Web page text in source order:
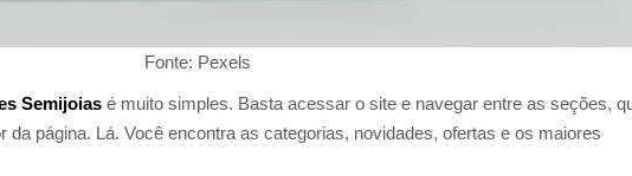
Fonte: Pexels
Semijoias é muito simples. Basta acessar o site e navegar entre as seções,
da página. Lá. Você encontra as categorias, novidades, ofertas e os maiores